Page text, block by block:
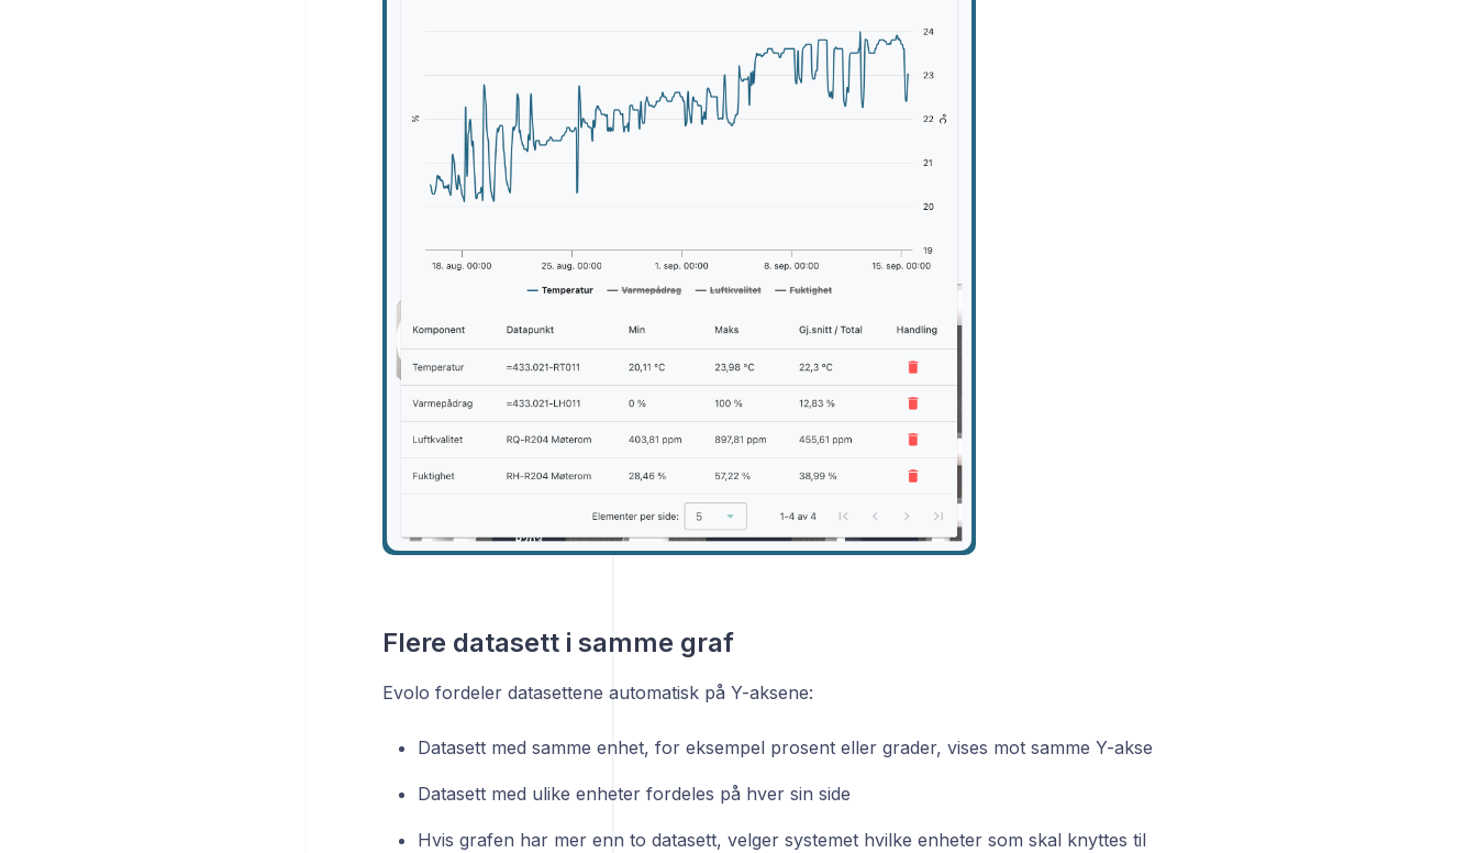
Flere datasett i samme graf
Evolo fordeler datasettene automatisk på Y-aksene:
Datasett med samme enhet, for eksempel prosent eller grader, vises mot samme Y-akse
Datasett med ulike enheter fordeles på hver sin side
Hvis grafen har mer enn to datasett, velger systemet hvilke enheter som skal knyttes til